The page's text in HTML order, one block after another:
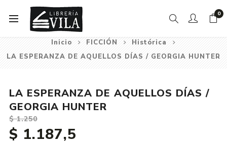
0
Inicio FICCIÓN
Histórica
LA ESPERANZA DE AQUELLOS DÍAS / GEORGIA HUNTER
LA ESPERANZA DE AQUELLOS DÍAS /
GEORGIA HUNTER
$ 1.250
$ 1.187,5